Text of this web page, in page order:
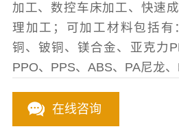
加工、数控车床加工、快速
理加工；可加工材料包括有
铜、铍铜、镁合金、亚克力
PPO、PPS、ABS、PA尼龙、
在线咨询